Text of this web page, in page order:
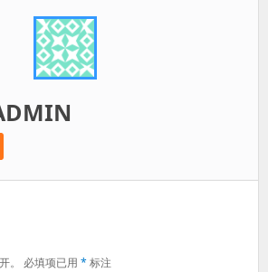
。 必填项已用 *标注